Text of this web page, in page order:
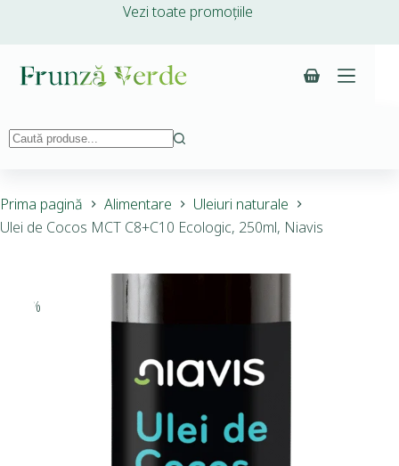
Vezi toate promoțiile
Prima pagină Alimentare
Uleiuri naturale
Ulei de Cocos MCT C8+C10 Ecologic, 250ml, Niavis
-10%